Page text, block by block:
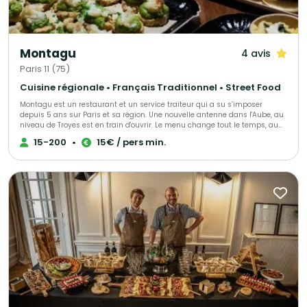
Montagu 4 avis
Paris 11 (75)
Cuisine régionale • Français Traditionnel • Street Food
Montagu est un restaurant et un service traiteur qui a su s’imposer
depuis 5 ans sur Paris et sa région. Une nouvelle antenne dans l'Aube, au
niveau de Troyes est en train d'ouvrir. Le menu change tout le temps, au
gré des saisons et des tendances mais surtout au gré de vos envies et de
vos attentes. Que vous soyez amateur de viande ou de poisson,
plateaux repas. Pour déjeuner ou dîner, pour vos événements privés ou
professionnels, faites nous confiance
15-200 • 15€ / pers min.